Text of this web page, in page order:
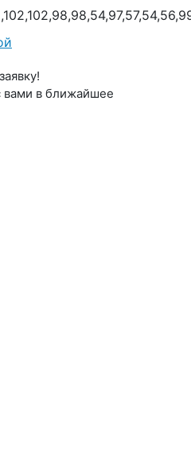
вами в ближайшее